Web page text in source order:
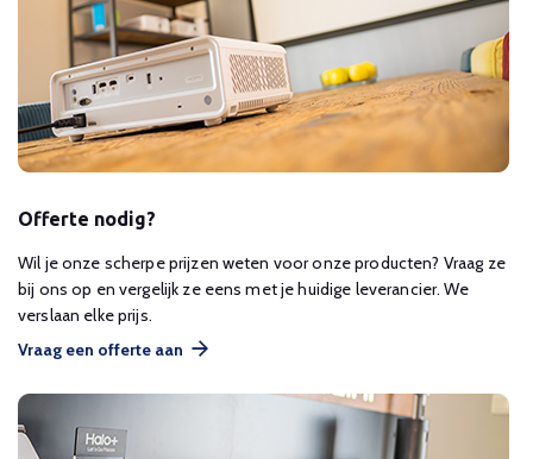
Offerte nodig?
Wil je onze scherpe prijzen weten voor onze producten? Vraag ze
bij ons op en vergelijk ze eens met je huidige leverancier. We
verslaan elke prijs.
Vraag een offerte aan